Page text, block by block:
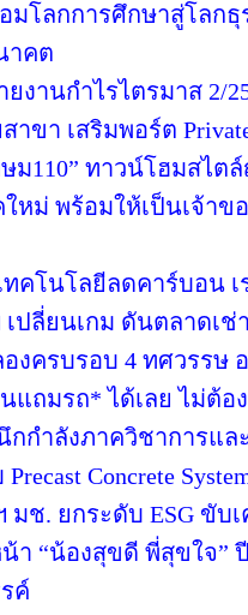
โลกการศึกษาสู่โลกธุ
าคต
ยงานกำไรไตรมาส 2/
ขา เสริมพอร์ต
ษม110” ทาวน์โฮมสไ
หม่ พร้อมให้เป็นเจ้าข
คโนโลยีลดคาร์บอน เ
เปลี่ยนเกม ดันตลาดเ
งครบรอบ 4 ทศวรรษ
แถมรถ* ได้เลย ไม่ต้อ
กกำลังภาควิชาการแ
Concrete
มช. ยกระดับ ESG ขับ
า “น้องสุขดี พี่สุขใจ”
ค์